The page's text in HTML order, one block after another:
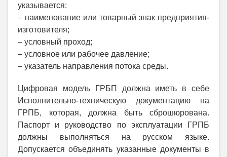
указывается:
– наименование или товарный знак предприятия-
изготовителя;
– условный проход;
– условное или рабочее давление;
– указатель направления потока среды.
Цифровая модель ГРБП должна иметь в себе
Исполнительно-техническую документацию на
ГРПБ, которая, должна быть сброшюрована.
Паспорт и руководство по эксплуатации ГРПБ
должны выполняться на русском языке.
Допускается объединять указанные документы в